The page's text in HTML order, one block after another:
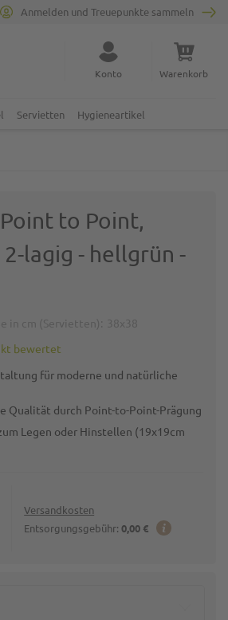
Anmelden und Treuepunkte sammeln
Konto Warenkorb
Servietten Hygieneartikel
to Point,
lagig - hellgrün -
bewertet
für moderne und natürliche
Qualität durch Point-to-Point-Prägung
Legen oder Hinstellen (19x19cm
Versandkosten
Entsorgungsgebühr: 0,00 €